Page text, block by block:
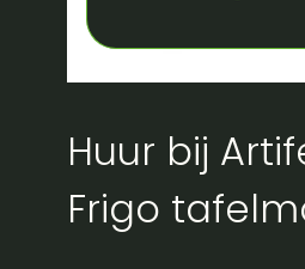
Huur bij
Frigo